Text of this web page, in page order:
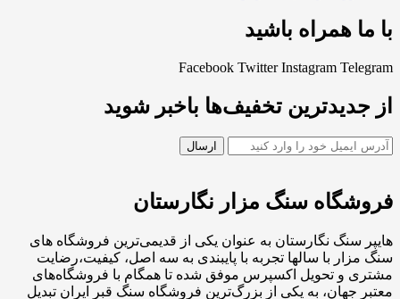
با ما همراه باشید
Facebook Twitter Instagram Telegram
از جدیدترین تخفیف‌ها باخبر شوید
فروشگاه سنگ مزار نگارستان
هایپر سنگ نگارستان به عنوان یکی از قدیمی‌ترین فروشگاه های
سنگ مزار با سالها تجربه با پایبندی به سه اصل، کیفیت،رضایت
مشتری و تحویل اکسپرس موفق شده تا همگام با فروشگاه‌های
معتبر جهان، به یکی از بزرگ‌ترین فروشگاه سنگ قبر ایران تبدیل